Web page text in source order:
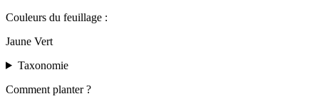
Couleurs du feuillage :
Jaune Vert
Taxonomie
Comment planter ?